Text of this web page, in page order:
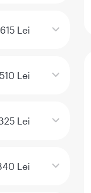
615 Lei
510 Lei
Lei
Lei